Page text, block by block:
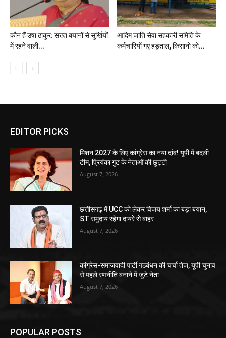
कौन हैं उषा ठाकुर: सख्त बयानों से सुर्खियों
में रहने वाली...
आदिम जाति सेवा सहकारी समिति के
कर्मचारियों गए हड़ताल, किसानो को...
EDITOR PICKS
मिशन 2027 के लिए कांग्रेस का नया दांव! यूपी में बदली
टीम, प्रियंका गुट के नेताओं की छुट्टी
August 7, 2026
छत्तीसगढ़ में UCC को लेकर विजय शर्मा का बड़ा बयान,
ST समुदाय रहेगा दायरे से बाहर
August 7, 2026
कांग्रेस-समाजवादी पार्टी गठबंधन की चर्चा तेज, यूपी चुनाव
से पहले रणनीति बनाने में जुटे नेता
August 7, 2026
POPULAR POSTS